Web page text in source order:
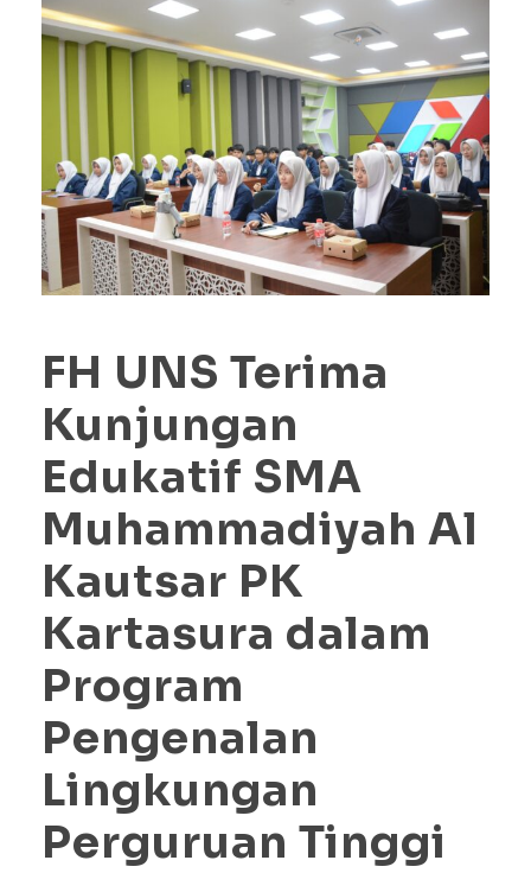
FH UNS Terima
Kunjungan
Edukatif SMA
Muhammadiyah Al
Kautsar PK
Kartasura dalam
Program
Pengenalan
Lingkungan
Perguruan Tinggi